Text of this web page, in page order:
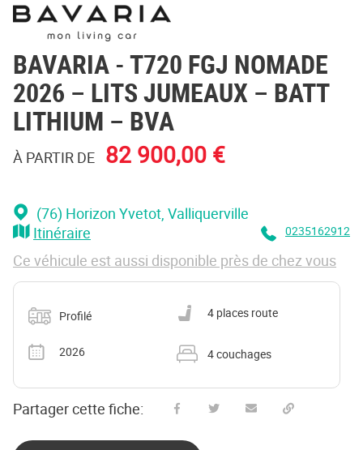
BAVARIA - T720 FGJ NOMADE
2026 – LITS JUMEAUX – BATT
LITHIUM – BVA
À PARTIR DE 82 900,00 €
(76) Horizon Yvetot , Valliquerville
Itinéraire
0235162912
Ce véhicule est aussi disponible près de chez vous
Catégorie
Profilé
Nombre de places carte grise
4 places route
Année
2026
Nombre de couchages
4 couchages
Partager cette fiche: